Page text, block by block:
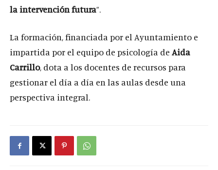
la intervención futura”.
La formación, financiada por el Ayuntamiento e
impartida por el equipo de psicología de Aida
Carrillo, dota a los docentes de recursos para
gestionar el día a día en las aulas desde una
perspectiva integral.